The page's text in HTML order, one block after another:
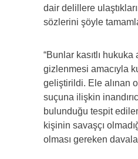
dair delillere
sözlerini şöyle
“Bunlar kasıtlı hukuka
gizlenmesi amacıyla
geliştirildi. Ele alınan
suçuna ilişkin
bulunduğu tespit
kişinin savaşçı
olması gereken